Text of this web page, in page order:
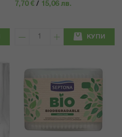
7,70 € / 15,06 лв.
КУПИ